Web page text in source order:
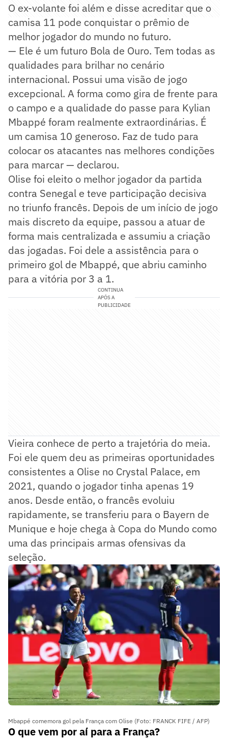
O ex-volante foi além e disse acreditar que o
camisa 11 pode conquistar o prêmio de
melhor jogador do mundo no futuro.
— Ele é um futuro Bola de Ouro. Tem todas as
qualidades para brilhar no cenário
internacional. Possui uma visão de jogo
excepcional. A forma como gira de frente para
o campo e a qualidade do passe para Kylian
Mbappé foram realmente extraordinárias. É
um camisa 10 generoso. Faz de tudo para
colocar os atacantes nas melhores condições
para marcar — declarou.
Olise foi eleito o melhor jogador da partida
contra Senegal e teve participação decisiva
no triunfo francês. Depois de um início de jogo
mais discreto da equipe, passou a atuar de
forma mais centralizada e assumiu a criação
das jogadas. Foi dele a assistência para o
primeiro gol de Mbappé, que abriu caminho
para a vitória por 3 a 1.
CONTINUA
APÓS A
PUBLICIDADE
Vieira conhece de perto a trajetória do meia.
Foi ele quem deu as primeiras oportunidades
consistentes a Olise no Crystal Palace, em
2021, quando o jogador tinha apenas 19
anos. Desde então, o francês evoluiu
rapidamente, se transferiu para o Bayern de
Munique e hoje chega à Copa do Mundo como
uma das principais armas ofensivas da
seleção.
Mbappé comemora gol pela França com Olise (Foto: FRANCK FIFE / AFP)
O que vem por aí para a França?